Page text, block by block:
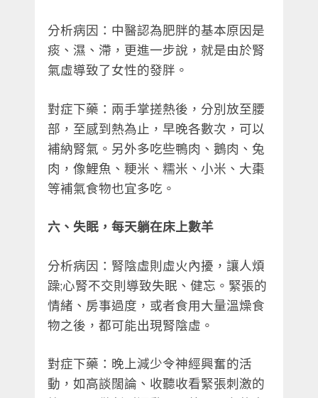
分析病因：中醫認為肥胖的基本原因是
痰、濕、滯，更進一步說，就是由於腎
氣虛導致了女性的發胖。
對症下藥：兩手掌搓熱後，分別放至腰
部，至感到熱為止，早晚各數次，可以
補納腎氣。另外多吃些鴨肉、鵝肉、兔
肉，像鯉魚、粳米、糯米、小米、大棗
等補氣食物也宜多吃。
六、失眠，每天躺在床上數羊
分析病因：腎陰虛則虛火內擾，讓人煩
躁;心腎不交則導致失眠、健忘。緊張的
情緒、房事過度，或者食用大量溫燥食
物之後，都可能出現腎陰虛。
對症下藥：晚上減少令神經興奮的活
動，如高談闊論、收聽收看緊張刺激的